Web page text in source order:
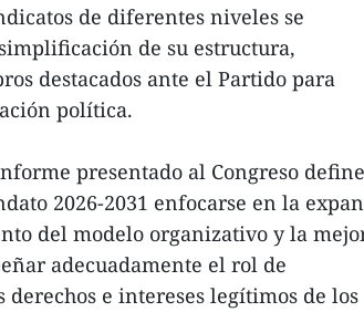
de diferentes niveles se
de su estructura,
destacados ante el Partido para
política.
presentado al Congreso define
2026-2031 enfocarse en la
del modelo organizativo y la
adecuadamente el rol de
e intereses legítimos de los